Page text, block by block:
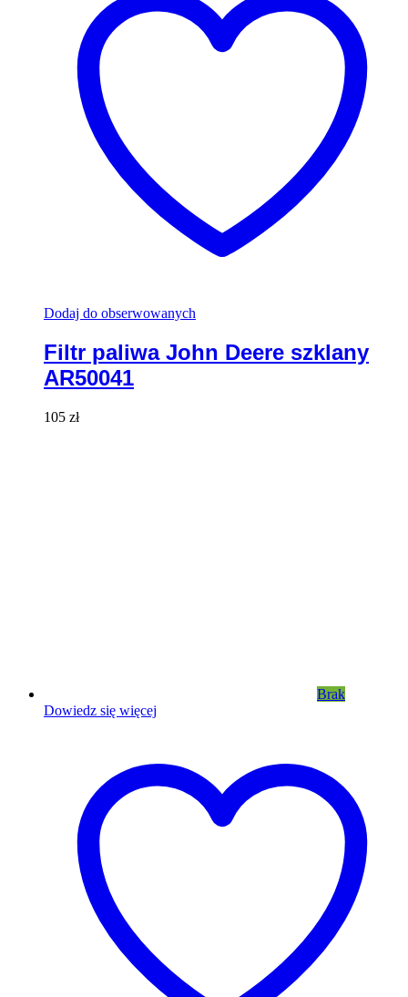
Dodaj do obserwowanych
Filtr paliwa John Deere szklany
AR50041
105 zł
Brak
Dowiedz się więcej